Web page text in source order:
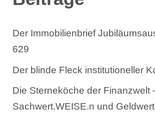
Der Immobilienbrief
629
Der blinde Fleck institutioneller
Die Sterneköche der Finanzwelt
Sachwert.WEISE.n und